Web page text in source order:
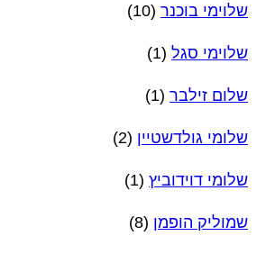
שלוימי בוכנר (10)
שלוימי סגל (1)
שלום זילבר (1)
שלומי גולדשטיין (2)
שלומי דוידוביץ (1)
שמוליק הופמן (8)